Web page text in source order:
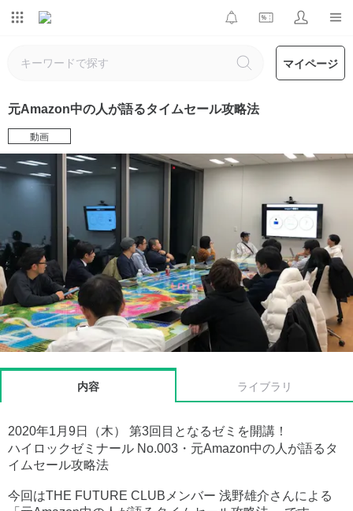
マイページ
元Amazon中の人が語るタイムセール攻略法
動画
内容 ライブラリ
2020年1月9日（木） 第3回目となるゼミを開講！
ハイロックゼミナール No.003・元Amazon中の人が語るタ
イムセール攻略法
今回はTHE FUTURE CLUBメンバー 浅野雄介さんによる